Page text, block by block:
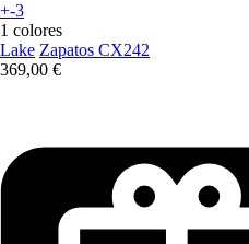
+-3
1 colores
Lake Zapatos CX242
369,00 €